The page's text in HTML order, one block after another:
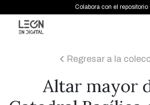
Colabora con el repositorio
icon
Regresar a la
Altar mayor